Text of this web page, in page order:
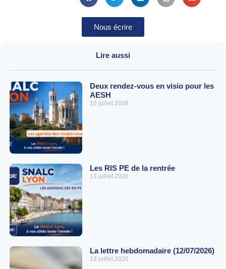
Nous écrire
Lire aussi
Deux rendez-vous en visio pour les
AESH
15 juillet 2026
Les RIS PE de la rentrée
13 juillet 2026
La lettre hebdomadaire (12/07/2026)
13 juillet 2026